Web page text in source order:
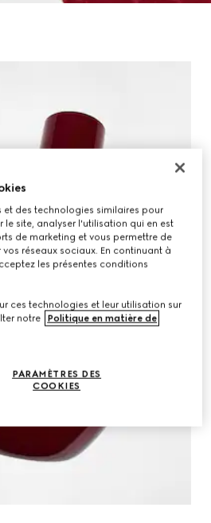
et des technologies similaires pour
le site, analyser l'utilisation qui en est
de marketing et vous permettre de
réseaux sociaux. En continuant à
les présentes conditions
ces technologies et leur utilisation sur
notre
Politique en matière de
PARAMÈTRES DES
COOKIES